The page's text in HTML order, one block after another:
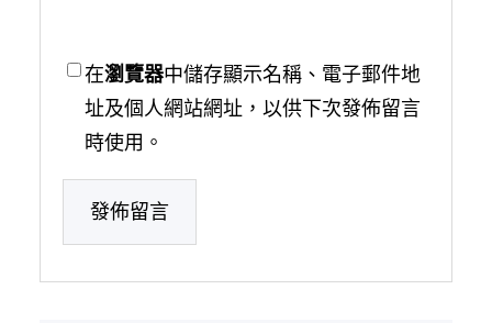
在瀏覽器中儲存顯示名稱、電子郵件地
址及個人網站網址，以供下次發佈留言
時使用。